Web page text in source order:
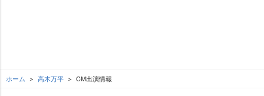
ホーム 高木万平 CM出演情報